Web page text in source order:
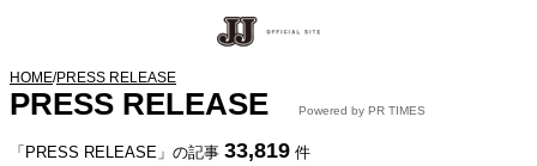
HOME/PRESS RELEASE
PRESS RELEASE Powered by PR TIMES
「PRESS RELEASE」の記事 33,819 件